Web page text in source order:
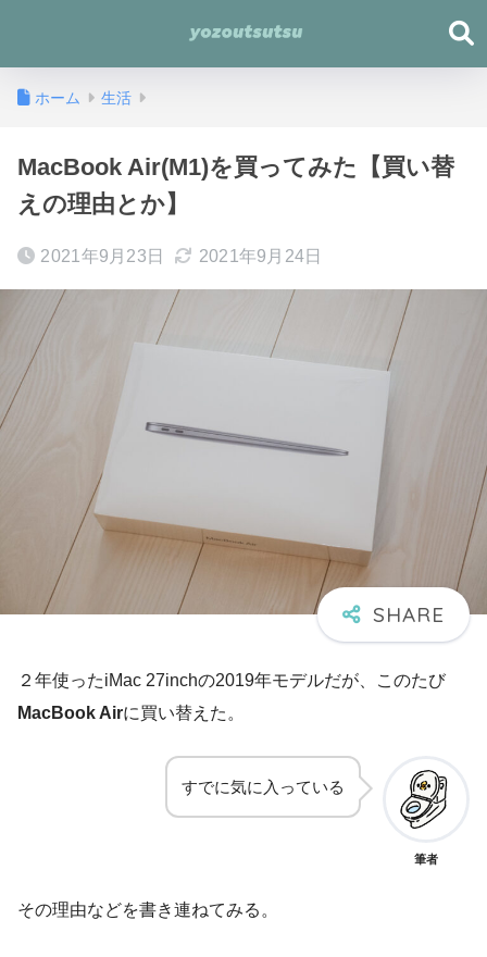
ホーム 生活
MacBook Air(M1)を買ってみた【買い替
えの理由とか】
2021年9月23日 2021年9月24日
２年使ったiMac 27inchの2019年モデルだが、このたび
MacBook Airに買い替えた。
すでに気に入っている
筆者
その理由などを書き連ねてみる。